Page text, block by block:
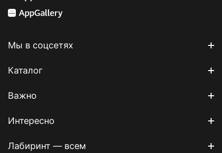
Мы в соцсетях
Каталог
Важно
Интересно
Лабиринт — всем